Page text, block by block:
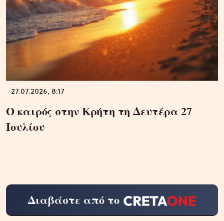
27.07.2026, 8:17
Ο καιρός στην Κρήτη τη Δευτέρα 27
Ιουλίου
Διαβάστε από το